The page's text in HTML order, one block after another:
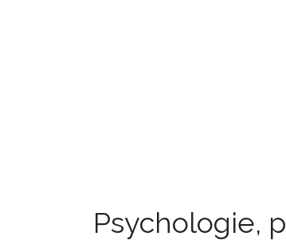
Psychologie,